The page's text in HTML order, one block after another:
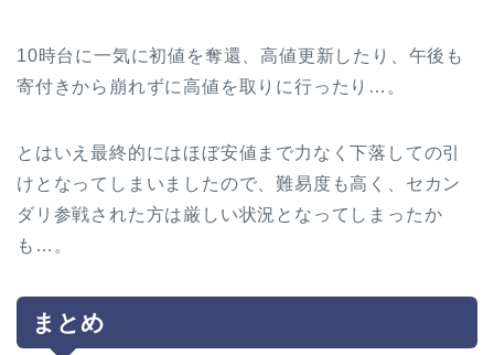
10時台に一気に初値を奪還、高値更新したり、午後も
寄付きから崩れずに高値を取りに行ったり…。
とはいえ最終的にはほぼ安値まで力なく下落しての引
けとなってしまいましたので、難易度も高く、セカン
ダリ参戦された方は厳しい状況となってしまったか
も…。
まとめ